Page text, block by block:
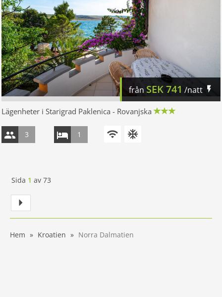
från SEK741 /natt
Lägenheter i Starigrad Paklenica - Rovanjska
3 1
Sida 1 av 73
Hem Kroatien Norra Dalmatien